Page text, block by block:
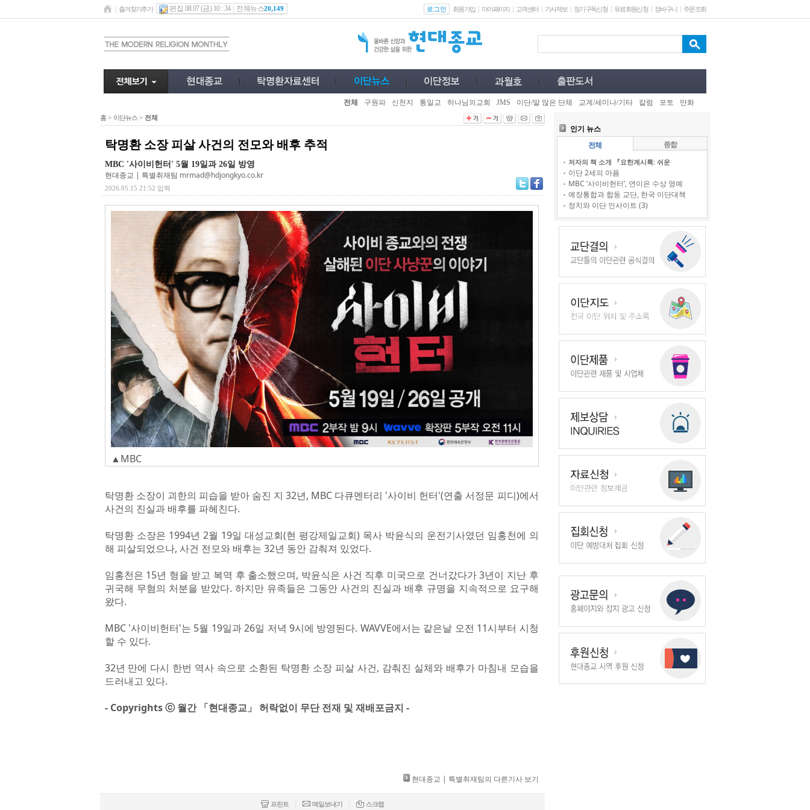
즐겨찾기추가 편집 08.07 (금) 10 : 34 전체뉴스20,149 로그인 회원가입 마이페이지 고객센터 기사제보 정기구독신청 유료회원신청 장바구니 주문조회
전체 구원파 신천지 통일교 하나님의교회 JMS 이단/말 많은 단체 교계/세미나/기타 칼럼 포토 만화
홈> 이단뉴스> 전체
탁명환 소장 피살 사건의 전모와 배후 추적
MBC '사이비헌터' 5월 19일과 26일 방영
현대종교 | 특별취재팀 mrmad@hdjongkyo.co.kr
2026.05.15 21:52 입력
▲MBC
탁명환 소장이 괴한의 피습을 받아 숨진 지 32년, MBC 다큐멘터리 '사이비 헌터'(연출 서정문 피디)에서
사건의 진실과 배후를 파헤친다.
탁명환 소장은 1994년 2월 19일 대성교회(현 평강제일교회) 목사 박윤식의 운전기사였던 임홍천에 의
해 피살되었으나, 사건 전모와 배후는 32년 동안 감춰져 있었다.
임홍천은 15년 형을 받고 복역 후 출소했으며, 박윤식은 사건 직후 미국으로 건너갔다가 3년이 지난 후
귀국해 무혐의 처분을 받았다. 하지만 유족들은 그동안 사건의 진실과 배후 규명을 지속적으로 요구해
왔다.
MBC '사이비헌터'는 5월 19일과 26일 저녁 9시에 방영된다. WAVVE에서는 같은날 오전 11시부터 시청
할 수 있다.
32년 만에 다시 한번 역사 속으로 소환된 탁명환 소장 피살 사건, 감춰진 실체와 배후가 마침내 모습을
드러내고 있다.
- Copyrights ⓒ 월간 「현대종교」 허락없이 무단 전재 및 재배포금지 -​ ​
현대종교 | 특별취재팀의 다른기사 보기
프린트 메일보내기 스크랩
인기 뉴스
전체
종합
저자의 책 소개 『요한계시록: 쉬운
이단 2세의 아픔
MBC ‘사이비헌터’, 연이은 수상 영예
예장통합과 합동 교단, 한국 이단대책
정치와 이단 인사이트 (3)